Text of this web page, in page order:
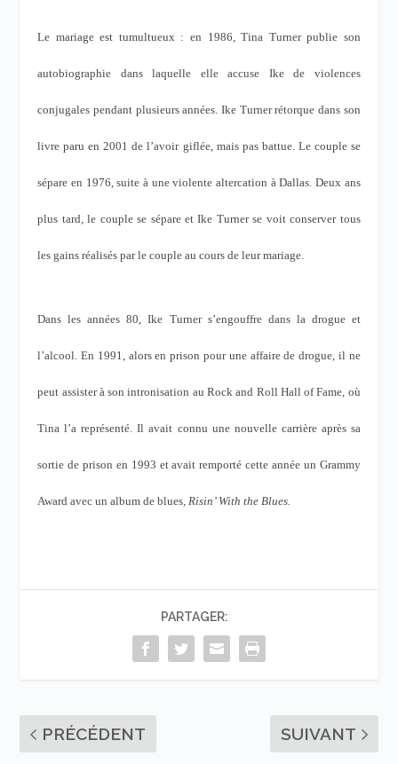
Le mariage est tumultueux : en 1986, Tina Turner publie son
autobiographie dans laquelle elle accuse Ike de violences
conjugales pendant plusieurs années. Ike Turner rétorque dans son
livre paru en 2001 de l’avoir giflée, mais pas battue. Le couple se
sépare en 1976, suite à une violente altercation à Dallas. Deux ans
plus tard, le couple se sépare et Ike Turner se voit conserver tous
les gains réalisés par le couple au cours de leur mariage.
Dans les années 80, Ike Turner s’engouffre dans la drogue et
l’alcool. En 1991, alors en prison pour une affaire de drogue, il ne
peut assister à son intronisation au Rock and Roll Hall of Fame, où
Tina l’a représenté. Il avait connu une nouvelle carrière après sa
sortie de prison en 1993 et avait remporté cette année un Grammy
Award avec un album de blues, Risin’ With the Blues.
PARTAGER:
PRÉCÉDENT SUIVANT